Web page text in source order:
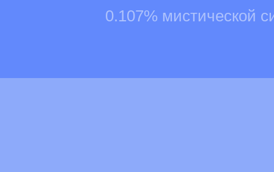
0.107% мистической